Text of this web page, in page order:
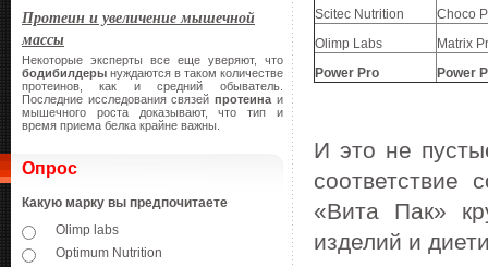
Протеин и увеличение мышечной
массы
Некоторые эксперты все еще уверяют, что
бодибилдеры нуждаются в таком количестве
протеинов, как и средний обыватель.
Последние исследования связейпротеина и
мышечного роста доказывают, что тип и
время приема белка крайне важны.
Опрос
Какую марку вы предпочитаете
Olimp labs
Optimum Nutrition
Scitec Nutrition
Choco
Olimp Labs
Matrix
Power Pro Power
И это не
соответствие
«Вита Пак»
изделий и